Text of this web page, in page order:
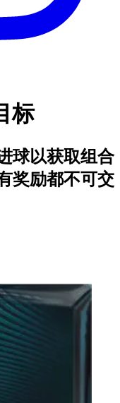
标
球以获取组合
奖励都不可交